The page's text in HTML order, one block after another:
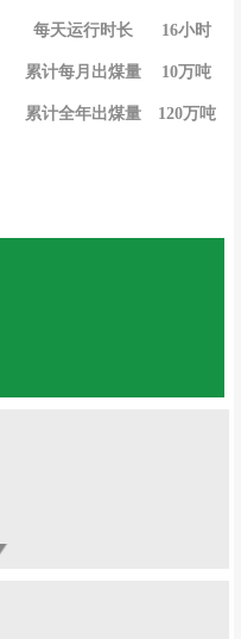
每天运行时长 16小时
累计每月出煤量 10万吨
累计全年出煤量 120万吨